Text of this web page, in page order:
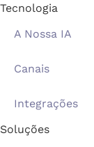
Tecnologia
A Nossa IA
Canais
Integrações
Soluções